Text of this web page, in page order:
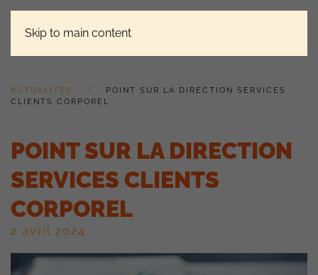
Skip to main content
ACTUALITÉS
POINT SUR LA DIRECTION SERVICES
CLIENTS CORPOREL
POINT SUR LA DIRECTION
SERVICES CLIENTS
CORPOREL
2 avril 2024